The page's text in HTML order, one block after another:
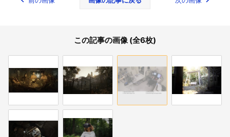
この記事の画像 (全6枚)